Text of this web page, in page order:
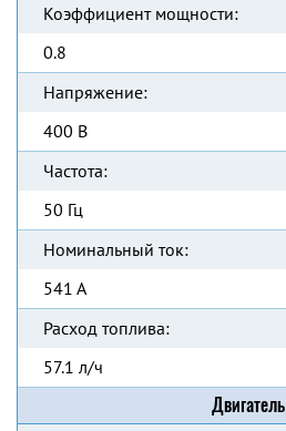
Коэффициент мощности:
0.8
Напряжение:
400 В
Частота:
50 Гц
Номинальный ток:
541 А
Расход топлива:
57.1 л/ч
Двигатель